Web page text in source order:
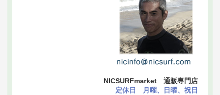
NICSURFmarket 通販専門店
定休日 月曜、日曜、祝日